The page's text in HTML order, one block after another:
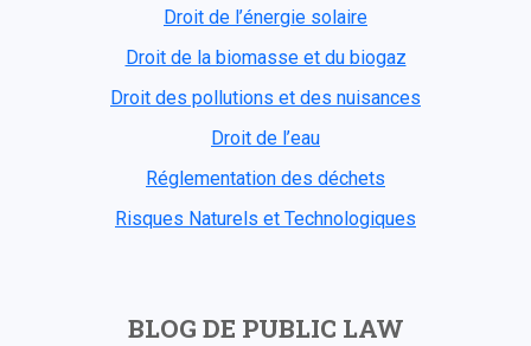
Droit de l’énergie solaire
Droit de la biomasse et du biogaz
Droit des pollutions et des nuisances
Droit de l’eau
Réglementation des déchets
Risques Naturels et Technologiques
BLOG DE PUBLIC LAW